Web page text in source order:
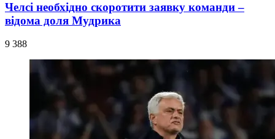
Челсі необхідно скоротити заявку команди –
відома доля Мудрика
9 388